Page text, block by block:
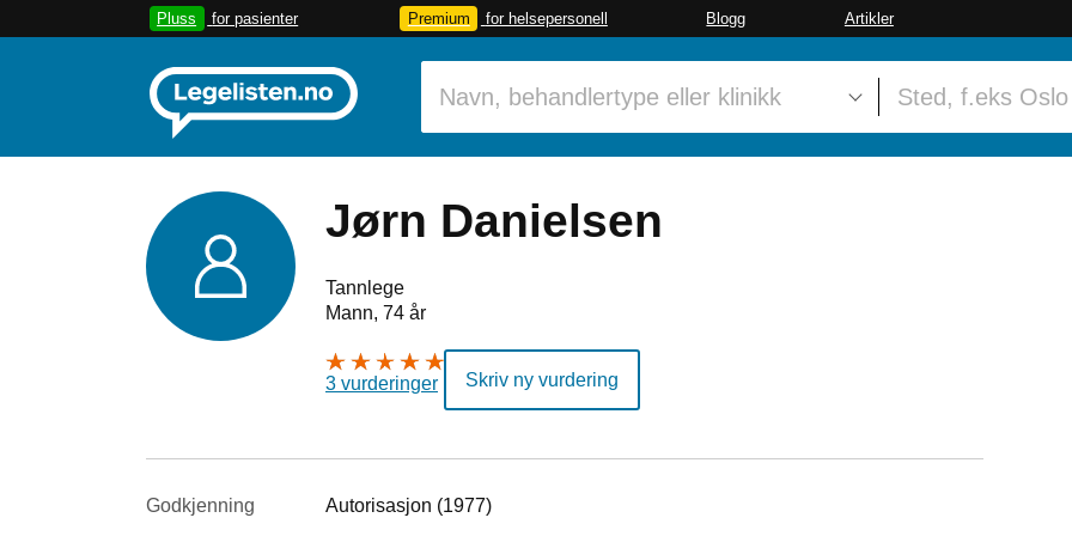
Pluss for pasienter Premium for helsepersonell Blogg Artikler
Jørn Danielsen
Tannlege
Mann, 74 år
3 vurderinger Skriv ny vurdering
Godkjenning Autorisasjon (1977)